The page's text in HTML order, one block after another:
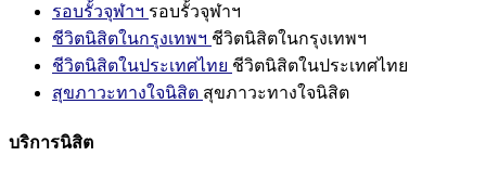
รอบรั้วจุฬาฯ รอบรั้วจุฬาฯ
ชีวิตนิสิตในกรุงเทพฯ ชีวิตนิสิตในกรุงเทพฯ
ชีวิตนิสิตในประเทศไทย ชีวิตนิสิตในประเทศไทย
สุขภาวะทางใจนิสิต สุขภาวะทางใจนิสิต
บริการนิสิต